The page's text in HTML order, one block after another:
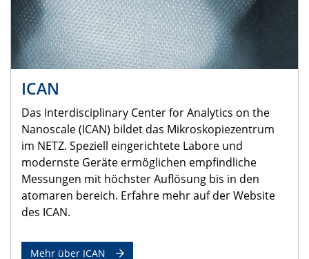
ICAN
Das Interdisciplinary Center for Analytics on the
Nanoscale (ICAN) bildet das Mikroskopiezentrum
im NETZ. Speziell eingerichtete Labore und
modernste Geräte ermöglichen empfindliche
Messungen mit höchster Auflösung bis in den
atomaren bereich. Erfahre mehr auf der Website
des ICAN.
Mehr über ICAN